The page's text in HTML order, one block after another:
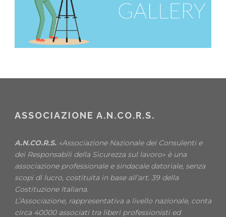
ASSOCIAZIONE A.N.CO.R.S.
A.N.CO.R.S. «Associazione Nazionale dei Consulenti e
dei Responsabili della Sicurezza sul lavoro» è una
associazione professionale e sindacale datoriale, senza
scopi di lucro, costituita in base all’art. 39 della
Costituzione Italiana.
L’Associazione, rappresentativa a livello nazionale, conta
circa 40000 associati tra liberi professionisti ed